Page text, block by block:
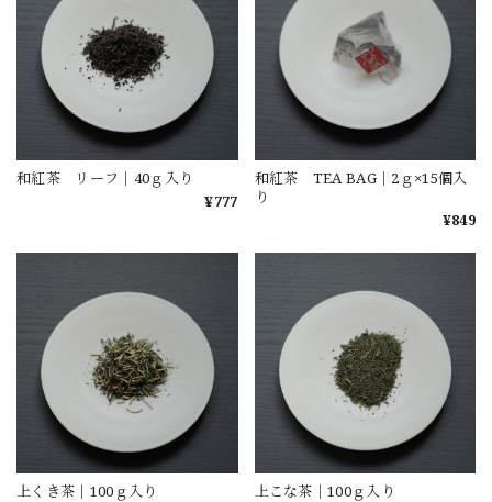
和紅茶 リーフ｜40ｇ入り
¥777
和紅茶 TEA BAG｜2ｇ×15個入
り
¥849
上くき茶｜100ｇ入り
上こな茶｜100ｇ入り